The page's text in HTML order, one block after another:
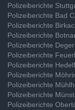
Polizeiberichte
Polizeiberichte Bad
Polizeiberichte
Polizeiberichte
Polizeiberichte
Polizeiberichte
Polizeiberichte
Polizeiberichte
Polizeiberichte
Polizeiberichte
Polizeiberichte